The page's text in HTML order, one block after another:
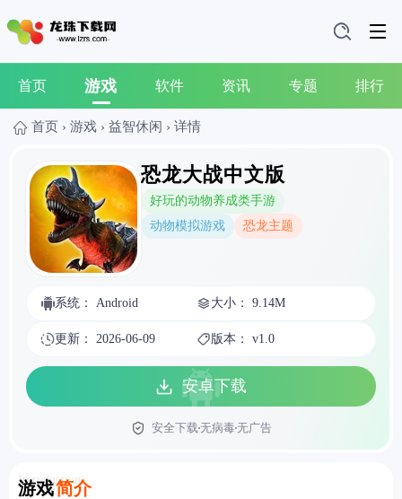
首页 游戏 软件 资讯 专题 排行
首页 › 游戏 › 益智休闲 › 详情
恐龙大战中文版
好玩的动物养成类手游
动物模拟游戏
恐龙主题
系统： Android 大小： 9.14M
更新： 2026-06-09 版本： v1.0
安卓下载
安全下载无病毒无广告
游戏简介
Introduction